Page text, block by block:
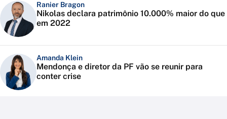
Ranier Bragon
Nikolas declara patrimônio 10.000% maior do que
em 2022
Amanda Klein
Mendonça e diretor da PF vão se reunir para
conter crise